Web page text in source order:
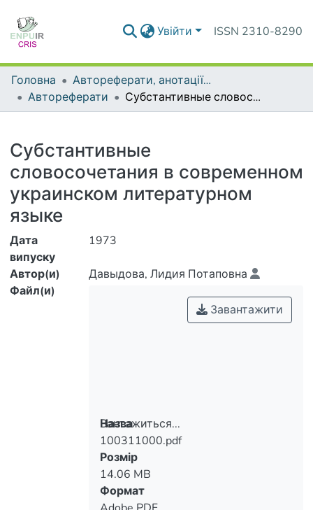
Увійти ISSN 2310-8290
Головна
Автореферати, анотації до дисертацій та дисертації
Автореферати
Субстантивные словосочетания в современном украинском литературном языке
Субстантивные
словосочетания в современном
украинском литературном
языке
Дата
випуску
1973
Автор(и)
Давыдова, Лидия Потаповна
Файл(и)
Вантажиться...
Вантажиться...
Завантажити
Назва
100311000.pdf
Розмір
14.06 MB
Формат